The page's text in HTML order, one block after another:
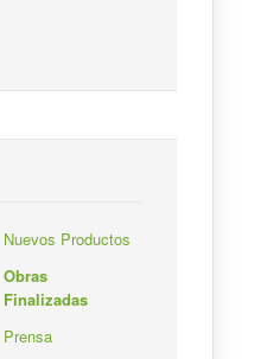
Nuevos Productos
Obras
Finalizadas
Prensa